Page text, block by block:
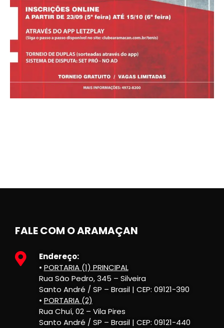
FALE COM O ARAMAÇAN
Endereço:
• PORTARIA (1) PRINCIPAL
Rua São Pedro, 345 – Silveira
Santo André / SP – Brasil | CEP: 09121-390
• PORTARIA (2)
Rua Chuí, 02 – Vila Pires
Santo André / SP – Brasil | CEP: 09121-440